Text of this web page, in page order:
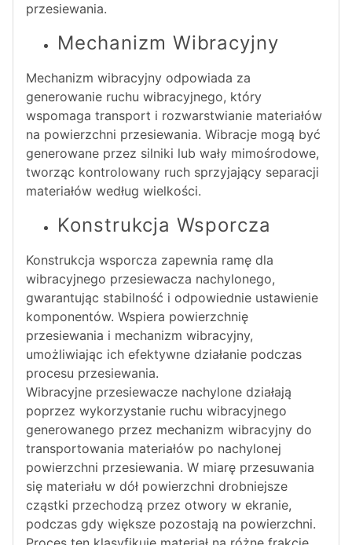
przesiewania.
Mechanizm Wibracyjny
Mechanizm wibracyjny odpowiada za
generowanie ruchu wibracyjnego, który
wspomaga transport i rozwarstwianie materiałów
na powierzchni przesiewania. Wibracje mogą być
generowane przez silniki lub wały mimośrodowe,
tworząc kontrolowany ruch sprzyjający separacji
materiałów według wielkości.
Konstrukcja Wsporcza
Konstrukcja wsporcza zapewnia ramę dla
wibracyjnego przesiewacza nachylonego,
gwarantując stabilność i odpowiednie ustawienie
komponentów. Wspiera powierzchnię
przesiewania i mechanizm wibracyjny,
umożliwiając ich efektywne działanie podczas
procesu przesiewania.
Wibracyjne przesiewacze nachylone działają
poprzez wykorzystanie ruchu wibracyjnego
generowanego przez mechanizm wibracyjny do
transportowania materiałów po nachylonej
powierzchni przesiewania. W miarę przesuwania
się materiału w dół powierzchni drobniejsze
cząstki przechodzą przez otwory w ekranie,
podczas gdy większe pozostają na powierzchni.